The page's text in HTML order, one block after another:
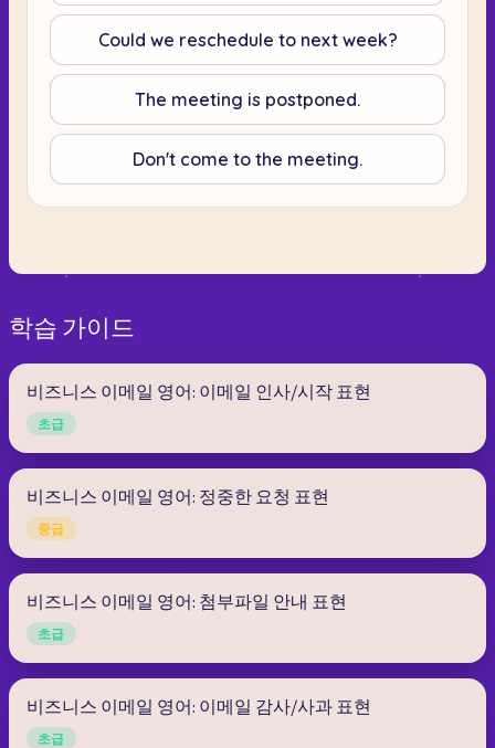
Could we reschedule to next week?
The meeting is postponed.
Don't come to the meeting.
학습 가이드
비즈니스 이메일 영어: 이메일 인사/시작 표현
초급
비즈니스 이메일 영어: 정중한 요청 표현
중급
비즈니스 이메일 영어: 첨부파일 안내 표현
초급
비즈니스 이메일 영어: 이메일 감사/사과 표현
초급